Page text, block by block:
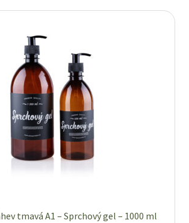
tmavá A1 – Sprchový gel – 1000 ml